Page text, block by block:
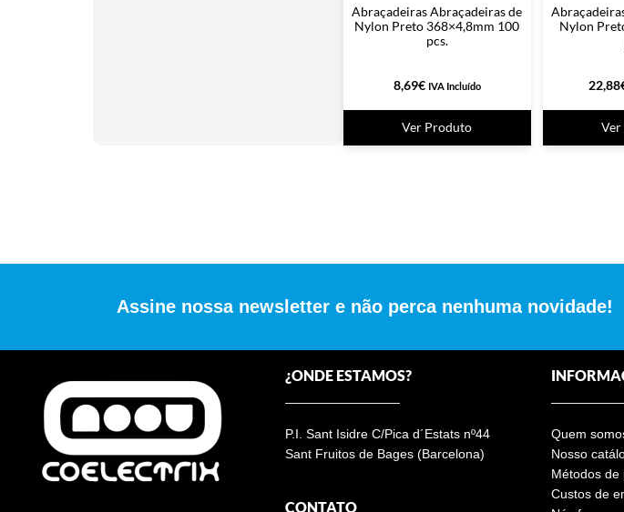
Abraçadeiras Abraçadeiras de
Nylon Preto 368×4,8mm 100
pcs.
8,69€ IVA Incluído
Ver Produto
Nylon
22,88
Assine nossa newsletter e não perca nenhuma novidade!
¿ONDE ESTAMOS?
P.I. Sant Isidre C/Pica d´Estats nº44
Sant Fruitos de Bages (Barcelona)
CONTATO
Quem
Nosso
Métodos de
Custos de